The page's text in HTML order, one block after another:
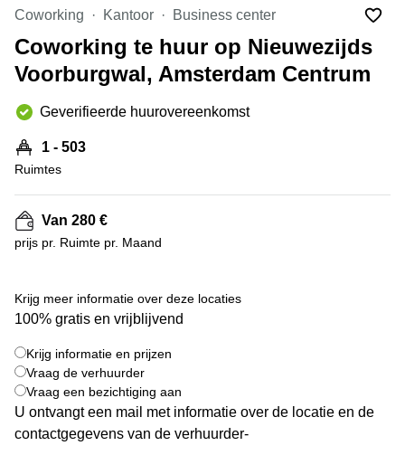
Hengelo
Hilversum
Hoofddorp
Deventer
Rotterdam
Tiel
Zwolle
Bodegraven-
Reeuwijk
Business
center
Arnhem
Business
Amsterdam
Westpoort
Business
center
Hilversum
Den
Haag
space
Breda
Coworking
Arnhem
Coworking Kantoor Business center
Coworking te huur op Nieuwezijds
Voorburgwal, Amsterdam Centrum
Geverifieerde huurovereenkomst
1 - 503
Ruimtes
Van 280 €
prijs pr. Ruimte pr. Maand
Krijg meer informatie over deze locaties
100% gratis en vrijblijvend
Krijg informatie en prijzen
Vraag de verhuurder
Vraag een bezichtiging aan
U ontvangt een mail met informatie over de locatie en de
contactgegevens van de verhuurder-